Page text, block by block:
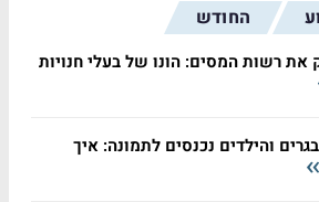
החודש
רשות המסים: הונו של בעלי חנויות
והילדים נכנסים לתמונה: איך